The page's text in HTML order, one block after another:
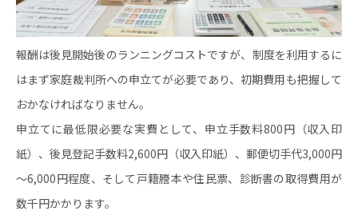
報酬は後見開始後のランニングコストですが、制度を利用するに
はまず家庭裁判所への申立てが必要であり、初期費用も把握して
おかなければなりません。
申立てに最低限必要な実費として、申立手数料800円（収入印
紙）、後見登記手数料2,600円（収入印紙）、郵便切手代3,000円
～6,000円程度、そして戸籍謄本や住民票、診断書の取得費用が
数千円かかります。